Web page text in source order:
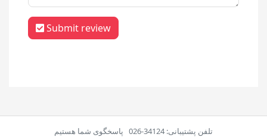
Submit review
تلفن پشتیبانی: 34124-026 پاسخگوی شما هستیم